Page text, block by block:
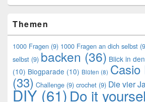
Themen
1000 Fragen (9) 1000 Fragen an dich selbst
selbst (9) backen (36) Blick in
(10) Blogparade (10) Blüten (8) Casio
(33) Challenge (9) crochet (9) Die vier
DIY(61)Do it